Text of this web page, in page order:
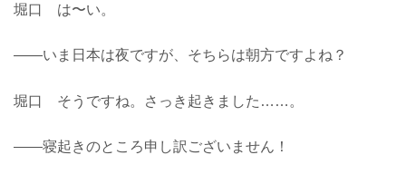
堀口 は〜い。
――いま日本は夜ですが、そちらは朝方ですよね？
堀口 そうですね。さっき起きました……。
――寝起きのところ申し訳ございません！